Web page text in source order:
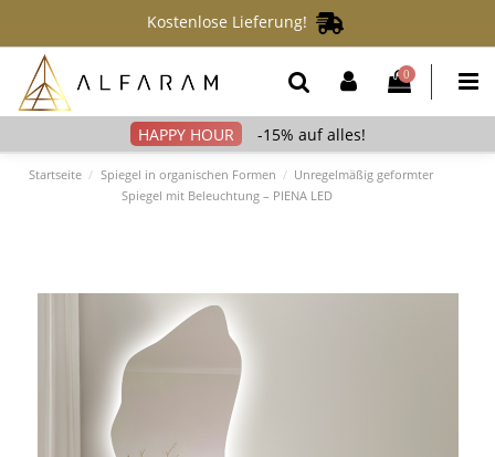
Kostenlose Lieferung!
0
-15% auf alles!
Startseite Spiegel in organischen Formen
Unregelmäßig geformter
Spiegel mit Beleuchtung – PIENA LED